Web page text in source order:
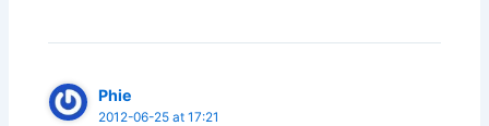
Phie
2012-06-25 at 17:21